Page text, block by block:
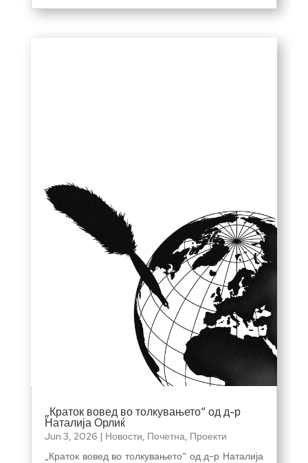
„Краток вовед во толкувањето“ од д-р
Наталија Орлиќ
Jun 3, 2026 | Новости, Почетна, Проекти
„Краток вовед во толкувањето“ од д-р Наталија